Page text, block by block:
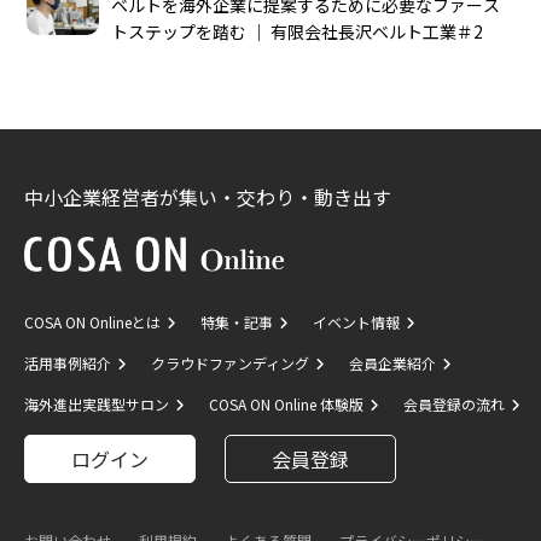
ベルトを海外企業に提案するために必要なファース
トステップを踏む │ 有限会社長沢ベルト工業＃2
中小企業経営者が集い・交わり・動き出す
COSA ON Onlineとは 特集・記事
イベント情報
活用事例紹介
クラウドファンディング
会員企業紹介
海外進出実践型サロン
COSA ON Online 体験版 会員登録の流れ
ログイン 会員登録